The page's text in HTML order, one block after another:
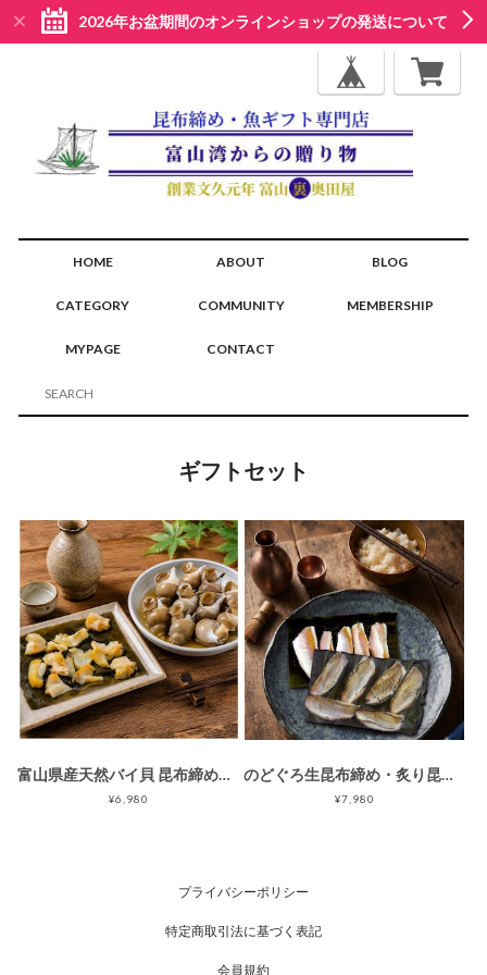
2026年お盆期間のオンラインショップの発送について
HOME ABOUT BLOG
CATEGORY COMMUNITY MEMBERSHIP
MYPAGE CONTACT
ギフトセット
富山県産天然バイ貝 昆布締めと含め煮の酒の肴二種セット 冷凍品 ギフト箱入り
¥6,980
のどぐろ生昆布締め・炙り昆布締め 食べ比べ2点ギフト 冷凍品 ギフト箱入
¥7,980
プライバシーポリシー
特定商取引法に基づく表記
会員規約